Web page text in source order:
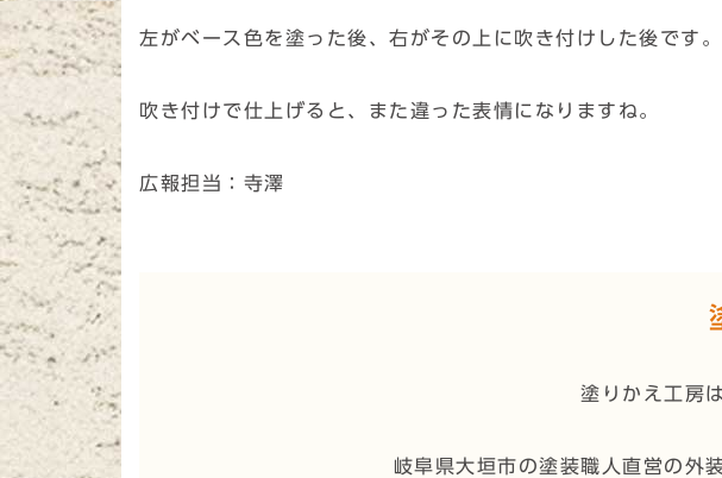
左がベース色を塗った後、右がその上に吹き付けした後です。
吹き付けで仕上げると、また違った表情になりますね。
広報担当：寺澤
塗りかえ工房は
岐阜県大垣市の塗装職人直営の外